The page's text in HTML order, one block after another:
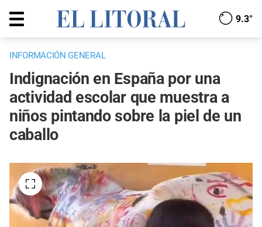
9.3°
INFORMACIÓN GENERAL
Indignación en España por una
actividad escolar que muestra a
niños pintando sobre la piel de un
caballo